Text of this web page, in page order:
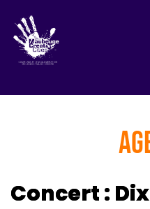
Concert :